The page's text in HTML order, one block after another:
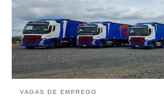
VAGAS DE EMPREGO